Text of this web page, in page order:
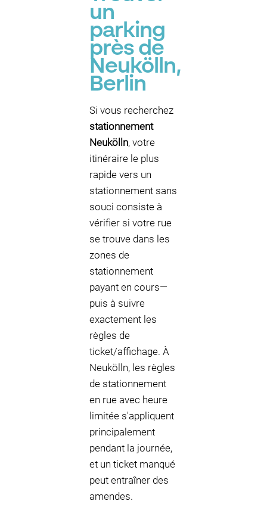
un
parking
près de
Neukölln,
Berlin
Si vous recherchez
stationnement
Neukölln, votre
itinéraire le plus
rapide vers un
stationnement sans
souci consiste à
vérifier si votre rue
se trouve dans les
zones de
stationnement
payant en cours—
puis à suivre
exactement les
règles de
ticket/affichage. À
Neukölln, les règles
de stationnement
en rue avec heure
limitée s'appliquent
principalement
pendant la journée,
et un ticket manqué
peut entraîner des
amendes.